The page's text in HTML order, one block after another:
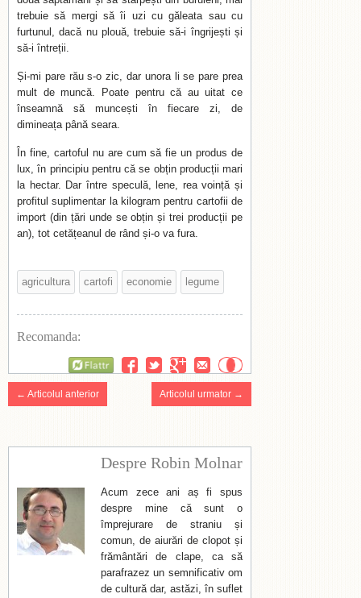
trebuie să mergi să îi uzi cu găleata sau cu
furtunul, dacă nu plouă, trebuie să-i îngrijești și
să-i întreții.
Și-mi pare rău s-o zic, dar unora li se pare prea
mult de muncă. Poate pentru că au uitat ce
înseamnă să muncești în fiecare zi, de
dimineața până seara.
În fine, cartoful nu are cum să fie un produs de
lux, în principiu pentru că se obțin producții mari
la hectar. Dar între speculă, lene, rea voință și
profitul suplimentar la kilogram pentru cartofii de
import (din țări unde se obțin și trei producții pe
an), tot cetățeanul de rând și-o va fura.
agricultura cartofi economie legume
Recomanda:
← Articolul anterior Articolul urmator →
Despre Robin Molnar
Acum zece ani aș fi spus
despre mine că sunt o
împrejurare de straniu și
comun, de aiurări de clopot și
frământări de clape, ca să
parafrazez un semnificativ om
de cultură dar, astăzi, în suflet